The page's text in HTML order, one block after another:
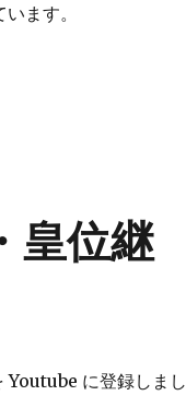
ます。
皇位継
Youtube に登録しまし